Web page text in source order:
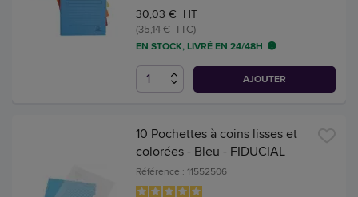
30,03 € HT
(35,14 € TTC)
EN STOCK, LIVRÉ EN 24/48H
AJOUTER
10 Pochettes à coins lisses et
colorées - Bleu - FIDUCIAL
Référence : 11552506